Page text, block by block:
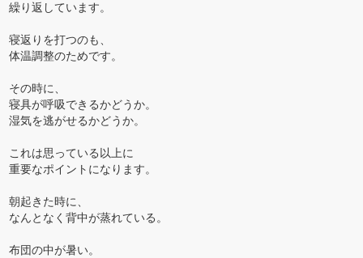
繰り返しています。
寝返りを打つのも、
体温調整のためです。
その時に、
寝具が呼吸できるかどうか。
湿気を逃がせるかどうか。
これは思っている以上に
重要なポイントになります。
朝起きた時に、
なんとなく背中が蒸れている。
布団の中が暑い。